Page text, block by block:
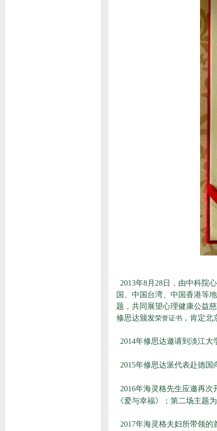
2013年8月28日，由中科院
国、中国台湾、中国香港等
题，共同展望心理健康公益
修思达颁发荣誉证书 ，肯定
2014年修思达邀请到淡江
2015年修思达派代表赴德
2016年海灵格先生应邀再次
《爱与幸福》；第二场主题
2017年海灵格夫妇所带领